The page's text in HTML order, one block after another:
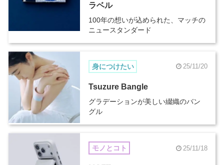
ラベル
100年の想いが込められた、マッチの
ニュースタンダード
身につけたい 25/11/20
Tsuzure Bangle
グラデーションが美しい綴織のバン
グル
モノとコト 25/11/18